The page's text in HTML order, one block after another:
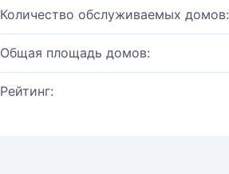
Количество обслуживаемых домов:
Общая площадь домов:
Рейтинг: